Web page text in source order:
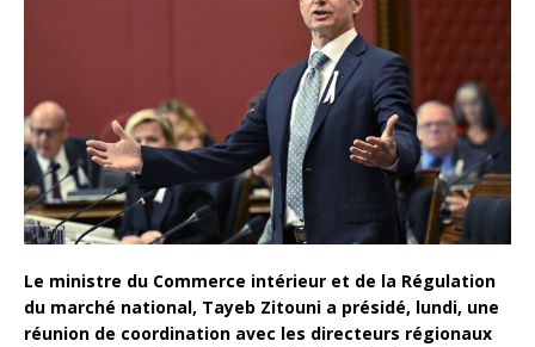
Le ministre du Commerce intérieur et de la Régulation
du marché national, Tayeb Zitouni a présidé, lundi, une
réunion de coordination avec les directeurs régionaux